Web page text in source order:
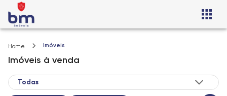
Home Imóveis
Imóveis à venda